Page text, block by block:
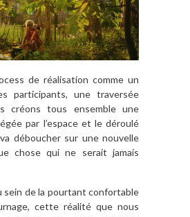
de réalisation comme un
participants, une traversée
créons tous ensemble une
par l’espace et le déroulé
déboucher sur une nouvelle
chose qui ne serait jamais
sein de la pourtant confortable
cette réalité que nous